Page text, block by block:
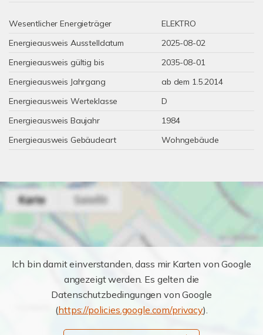
Wesentlicher Energieträger
ELEKTRO
Energieausweis Ausstelldatum
2025-08-02
Energieausweis gültig bis
2035-08-01
Energieausweis Jahrgang
ab dem 1.5.2014
Energieausweis Werteklasse
D
Energieausweis Baujahr
1984
Energieausweis Gebäudeart
Wohngebäude
Ich bin damit einverstanden, dass mir Karten von Google
angezeigt werden. Es gelten die
Datenschutzbedingungen von Google
(https://policies.google.com/privacy).